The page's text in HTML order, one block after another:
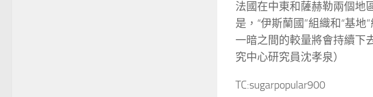
法國在中東和薩赫勒兩個地
是，“伊斯蘭國”組織和“基地
一暗之間的較量將會持續下
究中心研究員沈孝泉）
TC:sugarpopular900